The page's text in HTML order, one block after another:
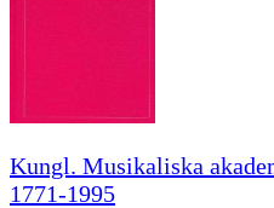
Kungl. Musikaliska
1771-1995